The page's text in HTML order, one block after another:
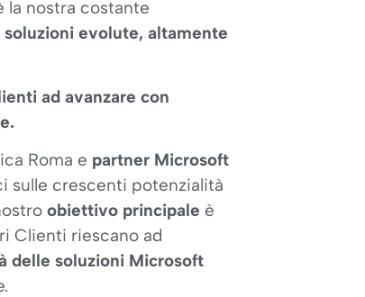
la nostra costante
soluzioni evolute, altamente
ad avanzare con
Roma e partner Microsoft
sulle crescenti potenzialità
obiettivo principale è
Clienti riescano ad
delle soluzioni Microsoft